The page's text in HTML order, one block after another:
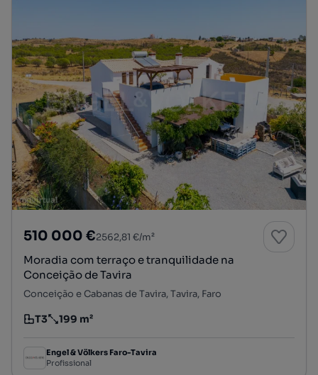
510 000 €2562,81 €/m²
Moradia com terraço e tranquilidade na
Conceição de Tavira
Conceição e Cabanas de Tavira, Tavira, Faro
Tipologia
T3
Preço por metro quadrado
199 m²
Engel & Völkers Faro-Tavira
Profissional